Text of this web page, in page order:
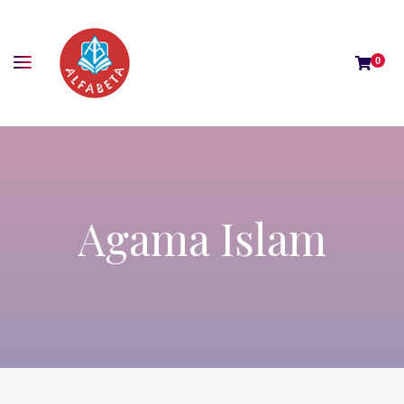
0
Agama Islam